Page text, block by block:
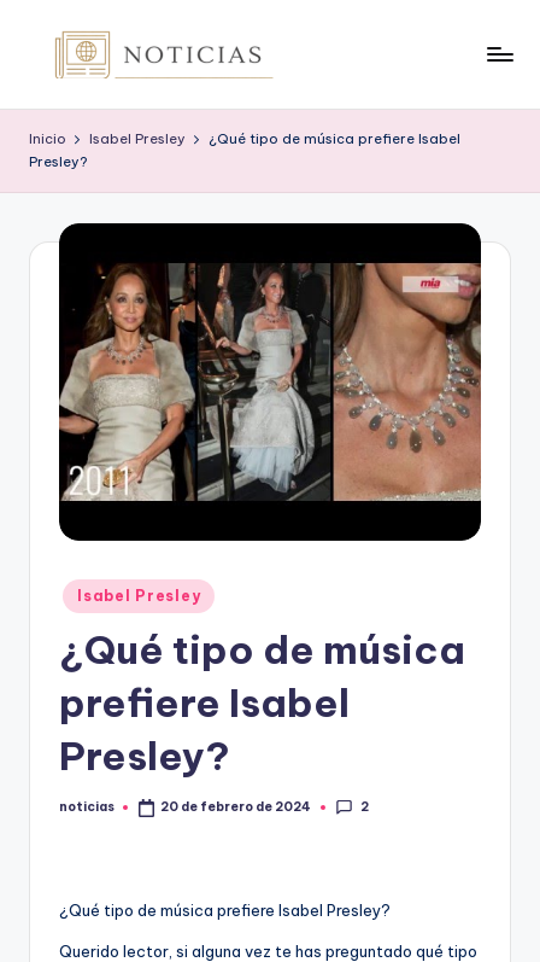
contenido
o
t
Inicio Isabel Presley
¿Qué tipo de música prefiere Isabel
Presley?
Publicado
en
Isabel Presley
¿Qué tipo de música
prefiere Isabel
Presley?
Publicado
noticias 20 de febrero de 2024 2
¿Qué tipo de música prefiere Isabel Presley?
Querido lector, si alguna vez te has preguntado qué tipo